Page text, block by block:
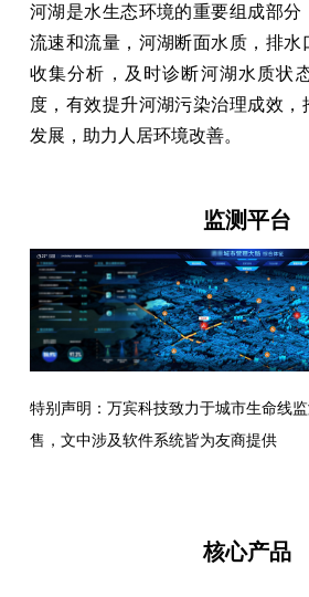
河湖是水生态环境的重要组成部分
流速和流量，河湖断面水质，排水
收集分析，及时诊断河湖水质状
度，有效提升河湖污染治理成效，
发展，助力人居环境改善。
监测平台
特别声明：万宾科技致力于城市生命线
售，文中涉及软件系统皆为友商提供
核心产品